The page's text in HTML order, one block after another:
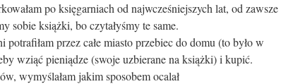
po księgarniach od najwcześniejszych lat, od zawsze
sobie książki, bo czytałyśmy te same.
przez całe miasto przebiec do domu (to było w
wziąć pieniądze (swoje uzbierane na książki) i kupić.
wymyślałam jakim sposobem ocalał